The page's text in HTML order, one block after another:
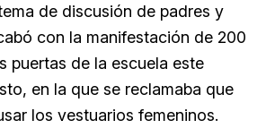
de discusión de padres y
con la manifestación de 200
puertas de la escuela este
en la que se reclamaba que
los vestuarios femeninos.